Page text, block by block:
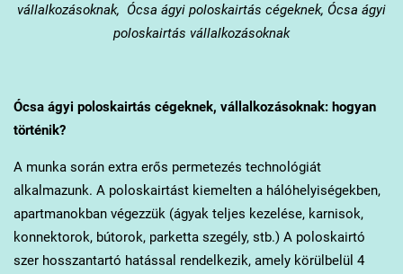
vállalkozásoknak, Ócsa ágyi poloskairtás cégeknek, Ócsa ágyi
poloskairtás vállalkozásoknak
Ócsaágyi poloskairtás cégeknek, vállalkozásoknak: hogyan
történik?
A munka során extra erős permetezés technológiát
alkalmazunk. A poloskairtást kiemelten a hálóhelyiségekben,
apartmanokban végezzük (ágyak teljes kezelése, karnisok,
konnektorok, bútorok, parketta szegély, stb.) A poloskairtó
szer hosszantartó hatással rendelkezik, amely körülbelül 4